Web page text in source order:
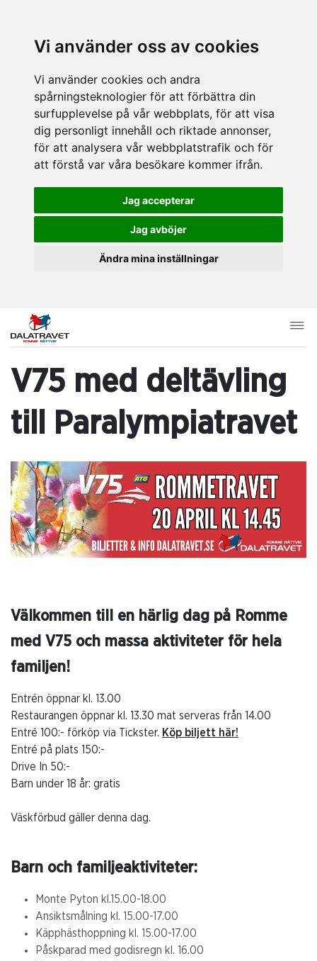
Vi använder oss av cookies
Vi använder cookies och andra
spårningsteknologier för att förbättra din
surfupplevelse på vår webbplats, för att visa
dig personligt innehåll och riktade annonser,
för att analysera vår webbplatstrafik och för
att förstå var våra besökare kommer ifrån.
Jag accepterar
Jag avböjer
Ändra mina inställningar
V75 med deltävling
till Paralympiatravet
Välkommen till en härlig dag på Romme
med V75 och massa aktiviteter för hela
familjen!
Entrén öppnar kl. 13.00
Restaurangen öppnar kl. 13.30 mat serveras från 14.00
Entré 100:- förköp via Tickster. Köp biljett här!
Entré på plats 150:-
Drive In 50:-
Barn under 18 år: gratis
Väskförbud gäller denna dag.
Barn och familjeaktiviteter:
Monte Pyton kl.15.00-18.00
Ansiktsmålning kl. 15.00-17.00
Käpphästhoppning kl. 15.00-17.00
Påskparad med godisregn kl. 16.00